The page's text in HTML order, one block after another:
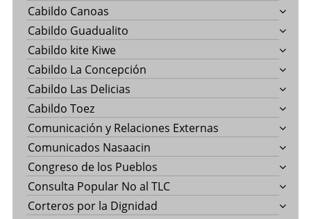
Cabildo Canoas
Cabildo Guadualito
Cabildo kite Kiwe
Cabildo La Concepción
Cabildo Las Delicias
Cabildo Toez
Comunicación y Relaciones Externas
Comunicados Nasaacin
Congreso de los Pueblos
Consulta Popular No al TLC
Corteros por la Dignidad